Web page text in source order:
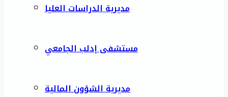
مديرية الدراسات العليا
مستشفى إدلب الجامعي
مديرية الشؤون المالية